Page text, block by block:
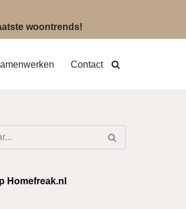
woontrends!
Contact
Homefreak.nl